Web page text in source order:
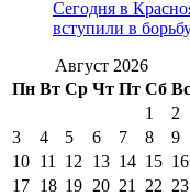
Сегодня в
вступили в
Август 2026
Пн Вт Ср Чт Пт Сб Вс
1
2
3
4 5 6 7 8
9
10 11 12 13 14 15 16
17 18 19 20 21 22 23